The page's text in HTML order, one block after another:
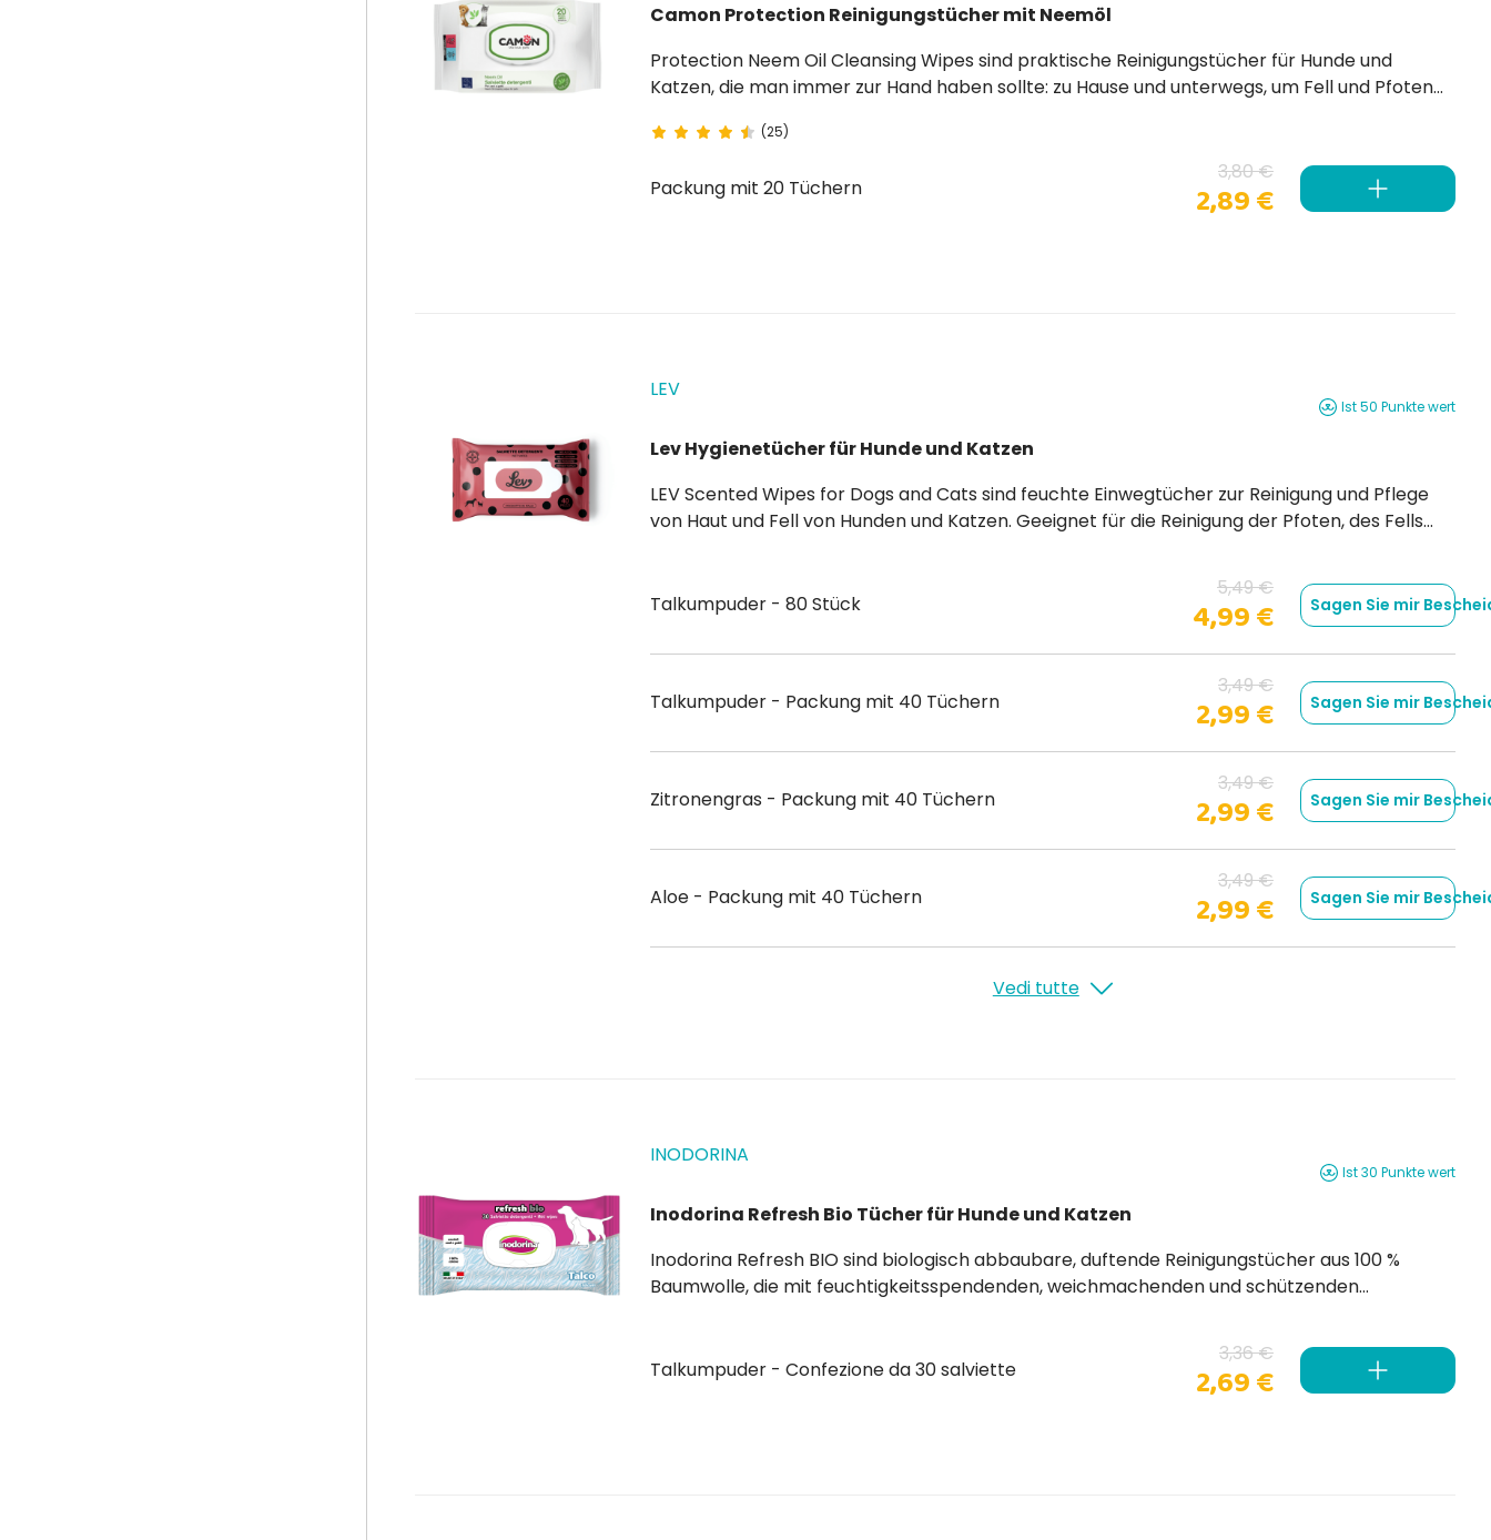
Camon Protection Reinigungstücher mit Neemöl
Protection Neem Oil Cleansing Wipes sind praktische Reinigungstücher für Hunde und
Katzen, die man immer zur Hand haben sollte: zu Hause und unterwegs, um Fell und Pfoten
(25)
Packung mit 20 Tüchern
3,80 €
2,89 €
LEV
Ist 50 Punkte wert
Lev Hygienetücher für Hunde und Katzen
LEV Scented Wipes for Dogs and Cats sind feuchte Einwegtücher zur Reinigung und Pflege
von Haut und Fell von Hunden und Katzen. Geeignet für die Reinigung der Pfoten, des Fells
Talkumpuder - 80 Stück
5,49 €
4,99 € Sagen Sie mir
Talkumpuder - Packung mit 40 Tüchern
3,49 €
2,99 € Sagen Sie mir
Zitronengras - Packung mit 40 Tüchern
3,49 €
2,99 € Sagen Sie mir
Aloe - Packung mit 40 Tüchern
3,49 €
2,99 € Sagen Sie mir
Vedi tutte
INODORINA
Ist 30 Punkte wert
Inodorina Refresh Bio Tücher für Hunde und Katzen
Inodorina Refresh BIO sind biologisch abbaubare, duftende Reinigungstücher aus 100 %
Baumwolle, die mit feuchtigkeitsspendenden, weichmachenden und schützenden
Talkumpuder - Confezione da 30 salviette
3,36 €
2,69 €